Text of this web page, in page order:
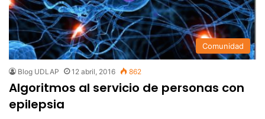
Comunidad
Blog UDLAP 12 abril, 2016 862
Algoritmos al servicio de personas con
epilepsia